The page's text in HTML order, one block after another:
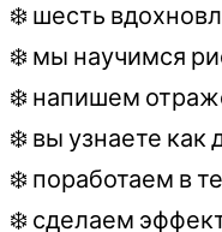
❄️ шесть
❄️ мы научимся
❄️ напишем
❄️ вы узнаете как
❄️ поработаем в
❄️ сделаем